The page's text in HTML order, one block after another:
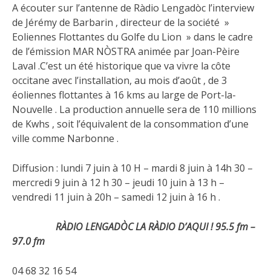
A écouter sur l’antenne de Ràdio Lengadòc l’interview
de Jérémy de Barbarin , directeur de la société »
Eoliennes Flottantes du Golfe du Lion » dans le cadre
de l’émission MAR NÒSTRA animée par Joan-Pèire
Laval .C’est un été historique que va vivre la côte
occitane avec l’installation, au mois d’août , de 3
éoliennes flottantes à 16 kms au large de Port-la-
Nouvelle . La production annuelle sera de 110 millions
de Kwhs , soit l’équivalent de la consommation d’une
ville comme Narbonne .
Diffusion : lundi 7 juin à 10 H – mardi 8 juin à 14h 30 –
mercredi 9 juin à 12 h 30 – jeudi 10 juin à 13 h –
vendredi 11 juin à 20h – samedi 12 juin à 16 h .
RÀDIO LENGADÒC LA RÀDIO D’AQUI ! 95.5 fm –
97.0 fm
04 68 32 16 54